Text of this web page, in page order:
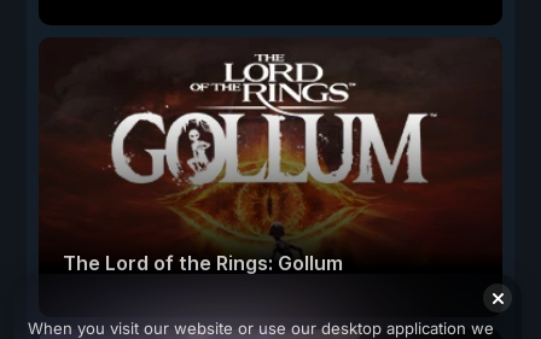
The Lord of the Rings: Gollum
When you visit our website or use our desktop application we